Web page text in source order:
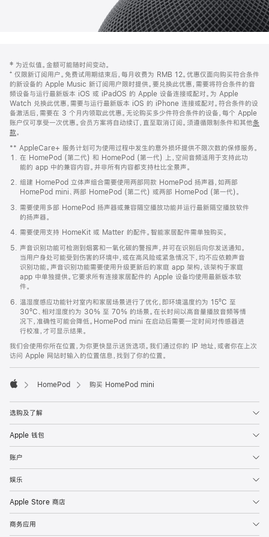
页
页
脚
注
‡ 为近似值。金额可能随时间变动。
⁺ 仅限新订阅用户。免费试用期结束后，每月收费为 RMB 12。优惠仅面向购买符合条件
的新设备的 Apple Music 新订阅用户限时提供。要兑换此优惠，需要将符合条件的音
频设备与运行最新版本 iOS 或 iPadOS 的 Apple 设备连接或配对。为 Apple
Watch 兑换此优惠，需要与运行最新版本 iOS 的 iPhone 连接或配对。符合条件的设
备激活后，需要在 3 个月内领取此优惠。无论购买多少件符合条件的设备，每个 Apple
账户仅可享受一次优惠。会员方案将自动续订，直至取消订阅。须遵循限制条件和其他条
款。
窗
口
中
打
开)
** AppleCare+ 服务计划可为使用过程中发生的意外损坏提供不限次数的保修服务。
在 HomePod (第二代) 和 HomePod (第一代) 上，空间音频适用于支持此功
能的 app 中的兼容内容。并非所有内容都支持杜比全景声。
组建 HomePod 立体声组合需要使用两部同款 HomePod 扬声器，如两部
HomePod mini、两部 HomePod (第二代) 或两部 HomePod (第一代)。
需要使用多部 HomePod 扬声器或兼容隔空播放功能并运行最新隔空播放软件
的扬声器。
需要使用支持 HomeKit 或 Matter 的配件。智能家居配件需单独购买。
声音识别功能可检测到烟雾和一氧化碳的警报声，并可在识别后向你发送通知。
当用户身处可能受到伤害的环境中，或在高风险或紧急情况下，均不应依赖声音
识别功能。声音识别功能需要使用升级更新后的家庭 app 架构，该架构于家庭
app 中单独提供。它要求所有连接家居配件的 Apple 设备均使用最新版本软
件。
温湿度感应功能针对室内和家居场景进行了优化，即环境温度约为 15ºC 至
30ºC、相对湿度约为 30% 至 70% 的场景。在长时间以高音量播放音频等情
况下，准确性可能会降低。HomePod mini 在启动后需要一定时间对传感器进
行校准，才可显示结果。
我们会使用你所在位置，为你更快显示送货选项。我们通过你的 IP 地址，或者你在上次
访问 Apple 网站时输入的位置信息，找到了你的位置。
HomePod 购买 HomePod mini
选购及了解
Apple 钱包
账户
娱乐
Apple Store 商店
商务应用